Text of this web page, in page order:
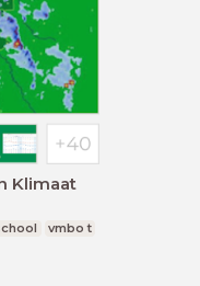
Klimaat
vmbo t